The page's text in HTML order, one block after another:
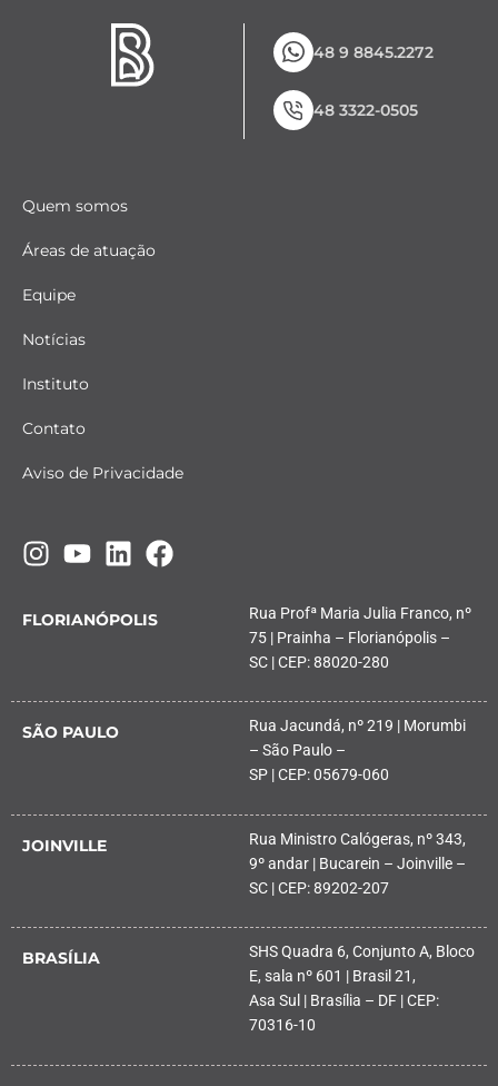
48 9 8845.2272
48 3322-0505
Quem somos
Áreas de atuação
Equipe
Notícias
Instituto
Contato
Aviso de Privacidade
FLORIANÓPOLIS
Rua Profª Maria Julia Franco, nº
75 | Prainha – Florianópolis –
SC | CEP: 88020-280
SÃO PAULO
Rua Jacundá, nº 219 | Morumbi
– São Paulo –
SP | CEP: 05679-060
JOINVILLE
Rua Ministro Calógeras, nº 343,
9º andar | Bucarein – Joinville –
SC | CEP: 89202-207
BRASÍLIA
SHS Quadra 6, Conjunto A, Bloco
E, sala nº 601 | Brasil 21,
Asa Sul | Brasília – DF | CEP:
70316-10